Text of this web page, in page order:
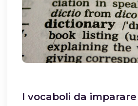
I vocaboli da